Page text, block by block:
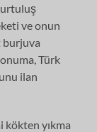
ve onun
burjuva
Türk
ilan
yıkma